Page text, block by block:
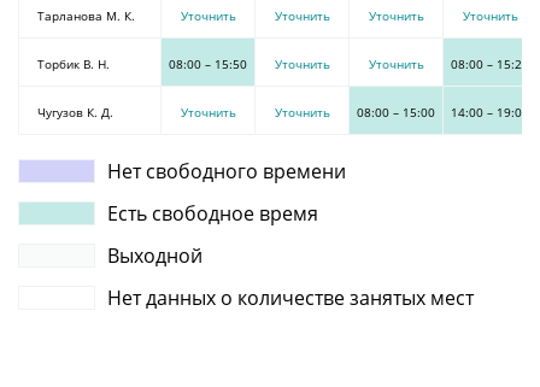
Тарланова М. К. Уточнить Уточнить Уточнить Уточнить
Торбик В. Н. 08:00 – 15:50 Уточнить Уточнить 08:00 – 15:20
Чугузов К. Д. Уточнить Уточнить 08:00 – 15:00 14:00 – 19:00
Нет свободного времени
Есть свободное время
Выходной
Нет данных о количестве занятых мест